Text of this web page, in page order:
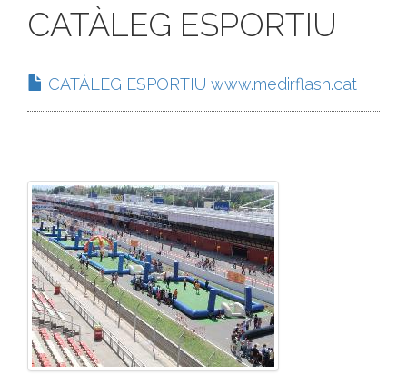
CATÀLEG ESPORTIU
CATÀLEG ESPORTIU www.medirflash.cat